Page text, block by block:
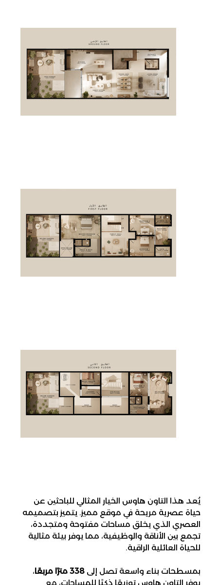
يُعد هذا التاون هاوس الخيار المثالي للباحثين عن
حياة عصرية مريحة في موقع مميز. يتميز بتصميمه
العصري الذي يخلق مساحات مفتوحة ومتجددة،
تجمع بين الأناقة والوظيفية، مما يوفر بيئة مثالية
للحياة العائلية الراقية.
بمسطحات بناء واسعة تصل إلى 338 مترًا مربعًا
،
يوفر التاون هاوس توزيعًا ذكيًا للمساحات، مع